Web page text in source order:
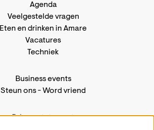
Agenda
Veelgestelde vragen
Eten en drinken in Amare
Vacatures
Techniek
Business events
Steun ons-Word vriend
Privacystatement